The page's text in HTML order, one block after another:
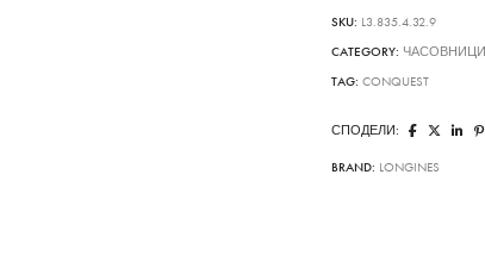
SKU: L3.835.4.32.9
CATEGORY: ЧАСОВНИЦИ
TAG:CONQUEST
СПОДЕЛИ:
BRAND: LONGINES